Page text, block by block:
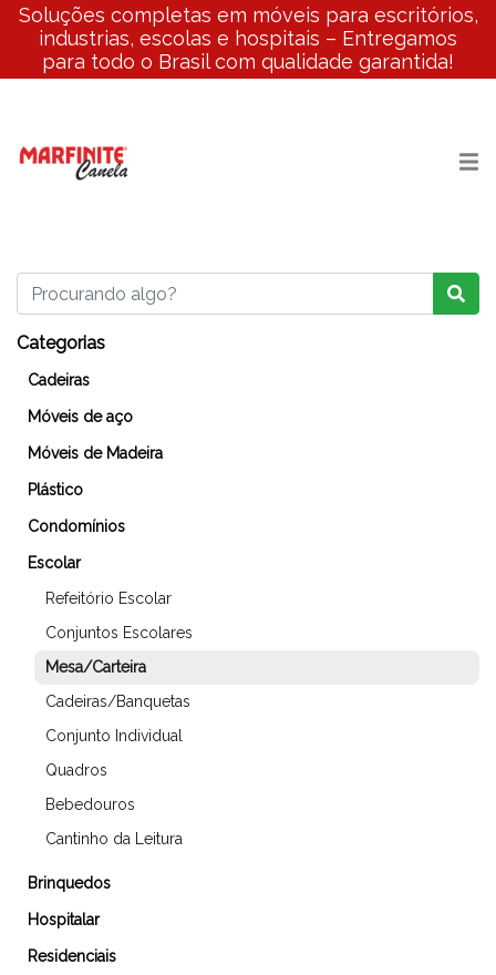
Soluções completas em móveis para escritórios,
industrias, escolas e hospitais – Entregamos
para todo o Brasil com qualidade garantida!
Categorias
Cadeiras
Móveis de aço
Móveis de Madeira
Plástico
Condomínios
Escolar
Refeitório Escolar
Conjuntos Escolares
Mesa/Carteira
Cadeiras/Banquetas
Conjunto Individual
Quadros
Bebedouros
Cantinho da Leitura
Brinquedos
Hospitalar
Residenciais